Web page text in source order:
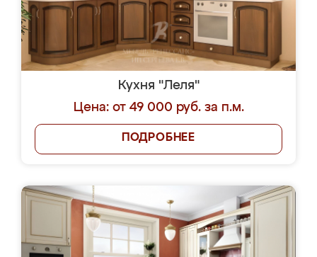
Кухня "Леля"
Цена: от 49 000 руб. за п.м.
ПОДРОБНЕЕ